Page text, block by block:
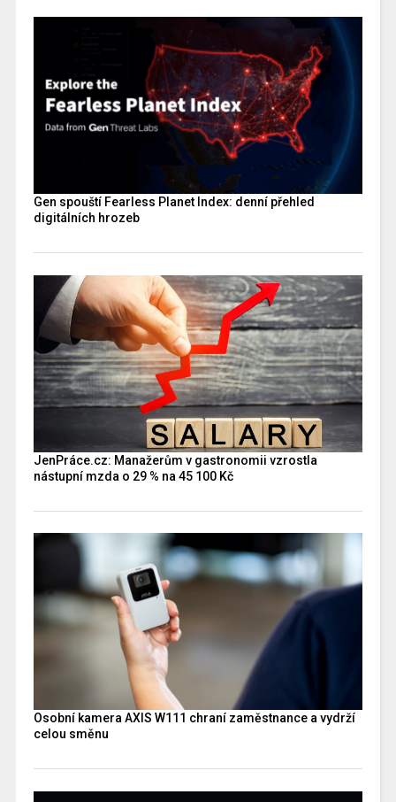
Gen spouští Fearless Planet Index: denní přehled
digitálních hrozeb
JenPráce.cz: Manažerům v gastronomii vzrostla
nástupní mzda o 29 % na 45 100 Kč
Osobní kamera AXIS W111 chraní zaměstnance a vydrží
celou směnu